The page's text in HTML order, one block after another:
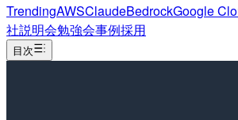
TrendingAWSClaudeBedrockGoogle
社説明会勉強会事例採用
目次